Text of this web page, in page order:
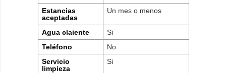
Estancias
aceptadas
Un mes o menos
Agua claiente
Si
Teléfono
No
Servicio
limpieza
Si